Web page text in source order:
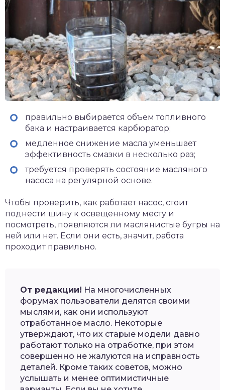
правильно выбирается объем топливного
бака и настраивается карбюратор;
медленное снижение масла уменьшает
эффективность смазки в несколько раз;
требуется проверять состояние масляного
насоса на регулярной основе.
Чтобы проверить, как работает насос, стоит
поднести шину к освещенному месту и
посмотреть, появляются ли маслянистые бугры на
ней или нет. Если они есть, значит, работа
проходит правильно.
От редакции! На многочисленных
форумах пользователи делятся своими
мыслями, как они используют
отработанное масло. Некоторые
утверждают, что их старые модели давно
работают только на отработке, при этом
совершенно не жалуются на исправность
деталей. Кроме таких советов, можно
услышать и менее оптимистичные